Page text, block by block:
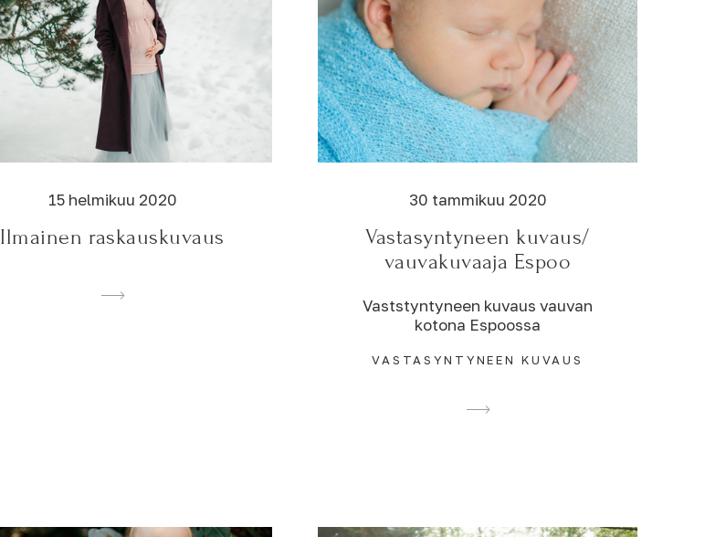
15 helmikuu 2020
Ilmainen raskauskuvaus
30 tammikuu 2020
Vastasyntyneen kuvaus/
vauvakuvaaja Espoo
Vaststyntyneen kuvaus vauvan
kotona Espoossa
VASTASYNTYNEEN KUVAUS